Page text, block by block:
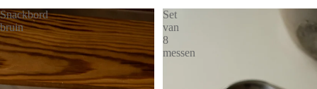
Snackbord
bruin
Set
van
8
messen